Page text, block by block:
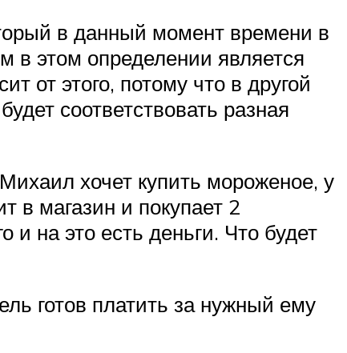
в данный момент времени в
в этом определении является
от этого, потому что в другой
соответствовать разная
хочет купить мороженое, у
в магазин и покупает 2
и на это есть деньги. Что будет
готов платить за нужный ему